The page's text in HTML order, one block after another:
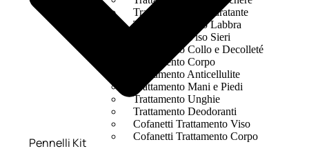
Trattamento Viso Idratante
Trattamento Viso Labbra
Trattamento Viso Sieri
Trattamento Collo e Decolleté
Trattamento Corpo
Trattamento Anticellulite
Trattamento Mani e Piedi
Trattamento Unghie
Trattamento Deodoranti
Cofanetti Trattamento Viso
Cofanetti Trattamento Corpo
Pennelli Kit